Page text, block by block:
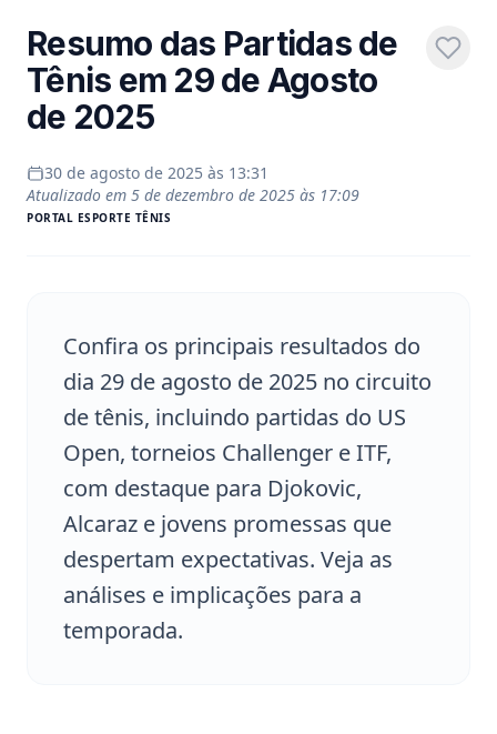
Resumo das Partidas de
Tênis em 29 de Agosto
de 2025
30 de agosto de 2025 às 13:31
Atualizado em 5 de dezembro de 2025 às 17:09
PORTAL ESPORTE TÊNIS
Confira os principais resultados do
dia 29 de agosto de 2025 no circuito
de tênis, incluindo partidas do US
Open, torneios Challenger e ITF,
com destaque para Djokovic,
Alcaraz e jovens promessas que
despertam expectativas. Veja as
análises e implicações para a
temporada.